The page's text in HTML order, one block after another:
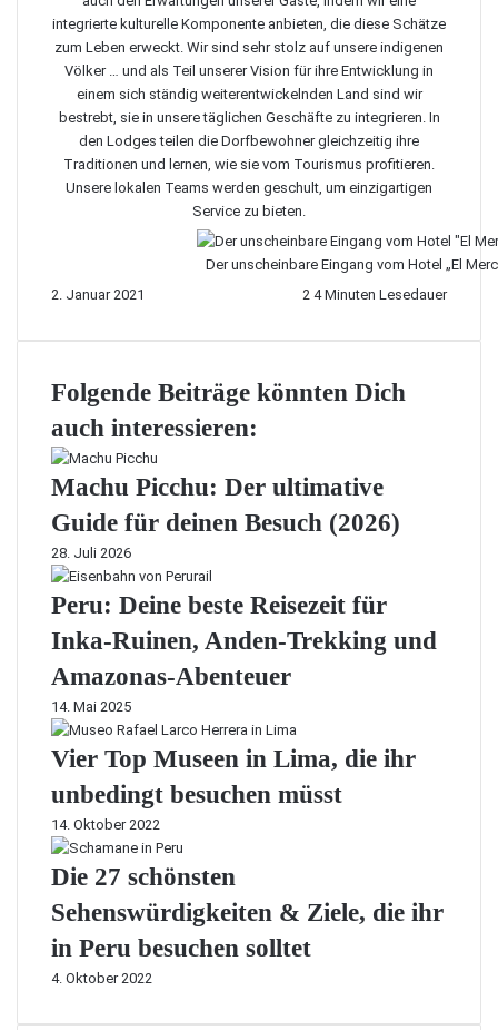
integrierte kulturelle Komponente anbieten, die diese Schätze
zum Leben erweckt. Wir sind sehr stolz auf unsere indigenen
Völker … und als Teil unserer Vision für ihre Entwicklung in
einem sich ständig weiterentwickelnden Land sind wir
bestrebt, sie in unsere täglichen Geschäfte zu integrieren. In
den Lodges teilen die Dorfbewohner gleichzeitig ihre
Traditionen und lernen, wie sie vom Tourismus profitieren.
Unsere lokalen Teams werden geschult, um einzigartigen
Service zu bieten.
Der unscheinbare Eingang vom Hotel „El
2. Januar 2021
2 4 Minuten Lesedauer
Folgende Beiträge könnten Dich
auch interessieren:
Machu Picchu: Der ultimative
Guide für deinen Besuch (2026)
28. Juli 2026
Peru: Deine beste Reisezeit für
Inka-Ruinen, Anden-Trekking und
Amazonas-Abenteuer
14. Mai 2025
Vier Top Museen in Lima, die ihr
unbedingt besuchen müsst
14. Oktober 2022
Die 27 schönsten
Sehenswürdigkeiten & Ziele, die ihr
in Peru besuchen solltet
4. Oktober 2022